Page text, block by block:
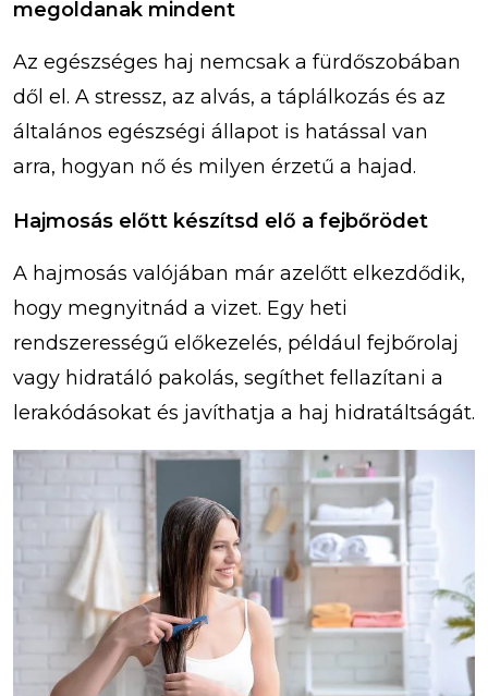
megoldanak mindent
Az egészséges haj nemcsak a fürdőszobában
dől el. A stressz, az alvás, a táplálkozás és az
általános egészségi állapot is hatással van
arra, hogyan nő és milyen érzetű a hajad.
Hajmosás előtt készítsd elő a fejbőrödet
A hajmosás valójában már azelőtt elkezdődik,
hogy megnyitnád a vizet. Egy heti
rendszerességű előkezelés, például fejbőrolaj
vagy hidratáló pakolás, segíthet fellazítani a
lerakódásokat és javíthatja a haj hidratáltságát.